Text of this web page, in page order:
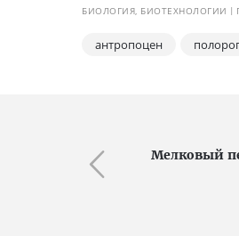
БИОЛОГИЯ, БИОТЕХНОЛОГИИ
антропоцен
Мелковый